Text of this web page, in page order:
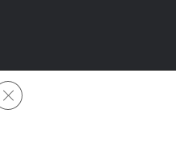
Cerrar el banner de cookies